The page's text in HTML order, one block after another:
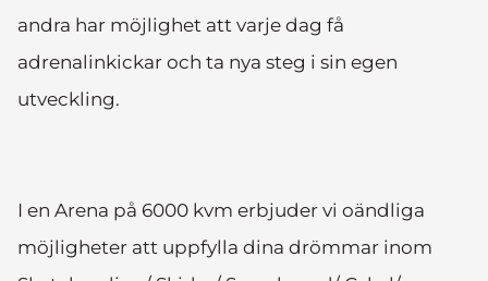
andra har möjlighet att varje dag få
adrenalinkickar och ta nya steg i sin egen
utveckling.
I en Arena på 6000 kvm erbjuder vi oändliga
möjligheter att uppfylla dina drömmar inom